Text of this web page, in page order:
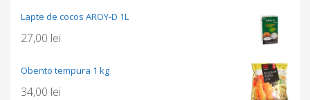
Lapte de cocos AROY-D 1L
27,00 lei
Obento tempura 1 kg
34,00 lei